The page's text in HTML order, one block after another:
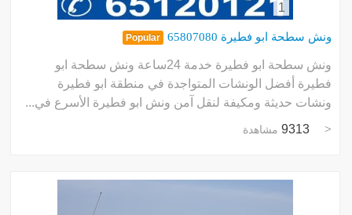
1
ونش سطحة ابو فطيرة 65807080 Popular
ونش سطحة ابو فطيرة خدمة 24ساعة ونش سطحة ابو
فطيرة أفضل الونشات المتواجدة في منطقة ابو فطيرة
ونشات حديثة ومكيفة لنقل آمن ونش ابو فطيرة الأسرع في...
9313 مشاهدة